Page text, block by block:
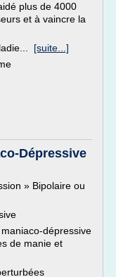
plus de 4000
et à vaincre la
[suite...]
Dépressive
» Bipolaire ou
dépressive
de manie et